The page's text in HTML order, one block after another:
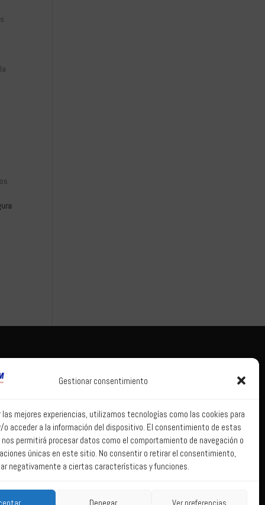
Gestionar consentimiento
las mejores experiencias, utilizamos tecnologías como las cookies para
o acceder a la información del dispositivo. El consentimiento de estas
permitirá procesar datos como el comportamiento de navegación o
únicas en este sitio. No consentir o retirar el consentimiento,
negativamente a ciertas características y funciones.
Denegar Ver preferencias
legal
privacidad
Política de Sistema
Interno de
Información
Política de Cookies
Correo web